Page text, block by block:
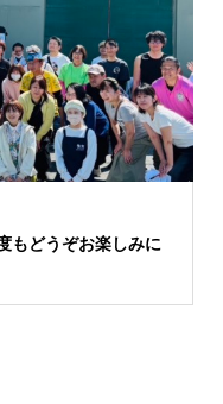
もどうぞお楽しみに